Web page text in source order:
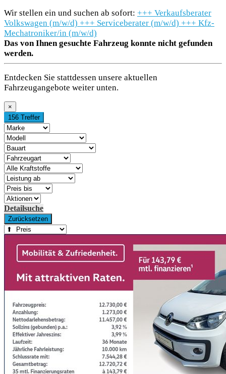
Wir stellen ein und suchen ab sofort: +++ Verkaufsberater
Volkswagen (m/w/d) +++ Serviceberater (m/w/d) +++ Kfz-
Mechatroniker/in (m/w/d)
Das von Ihnen gesuchte Fahrzeug konnte nicht gefunden
werden.
Entdecken Sie stattdessen unsere aktuellen
Fahrzeugangebote weiter unten.
×
156 Treffer
Detailsuche
Zurücksetzen